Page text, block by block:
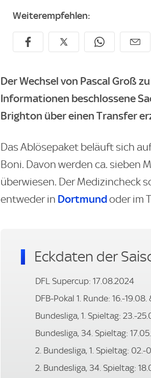
Weiterempfehlen:
Der Wechsel von Pascal Groß
Informationen beschlossene
Brighton über einen Transfer
Das Ablösepaket beläuft sich
Boni. Davon werden ca. sieben
überwiesen. Der Medizincheck
entweder in Dortmundoder im
Eckdaten der
DFL Supercup: 17.08.2024
DFB-Pokal 1. Runde: 16.-
Bundesliga, 1. Spieltag: 23.-
Bundesliga, 34. Spieltag:
2. Bundesliga, 1. Spieltag:
2. Bundesliga, 34. Spieltag: